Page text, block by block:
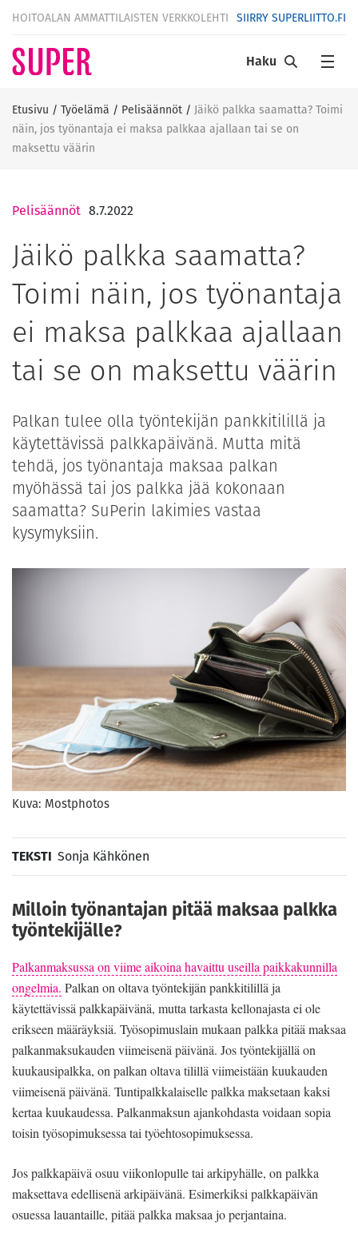
HOITOALAN AMMATTILAISTEN VERKKOLEHTI SIIRRY SUPERLIITTO.FI
Haku
Etusivu / Työelämä / Pelisäännöt / Jäikö palkka saamatta? Toimi
näin, jos työnantaja ei maksa palkkaa ajallaan tai se on
maksettu väärin
Pelisäännöt 8.7.2022
Jäikö palkka saamatta?
Toimi näin, jos työnantaja
ei maksa palkkaa ajallaan
tai se on maksettu väärin
Palkan tulee olla työntekijän pankkitilillä ja
käytettävissä palkkapäivänä. Mutta mitä
tehdä, jos työnantaja maksaa palkan
myöhässä tai jos palkka jää kokonaan
saamatta? SuPerin lakimies vastaa
kysymyksiin.
Kuva: Mostphotos
TEKSTI Sonja Kähkönen
Milloin työnantajan pitää maksaa palkka
työntekijälle?
Palkanmaksussa on viime aikoina havaittu useilla paikkakunnilla
ongelmia. Palkan on oltava työntekijän pankkitilillä ja
käytettävissä palkkapäivänä, mutta tarkasta kellonajasta ei ole
erikseen määräyksiä. Työsopimuslain mukaan palkka pitää maksaa
palkanmaksukauden viimeisenä päivänä. Jos työntekijällä on
kuukausipalkka, on palkan oltava tilillä viimeistään kuukauden
viimeisenä päivänä. Tuntipalkkalaiselle palkka maksetaan kaksi
kertaa kuukaudessa. Palkanmaksun ajankohdasta voidaan sopia
toisin työsopimuksessa tai työehtosopimuksessa.
Jos palkkapäivä osuu viikonlopulle tai arkipyhälle, on palkka
maksettava edellisenä arkipäivänä. Esimerkiksi palkkapäivän
osuessa lauantaille, pitää palkka maksaa jo perjantaina.